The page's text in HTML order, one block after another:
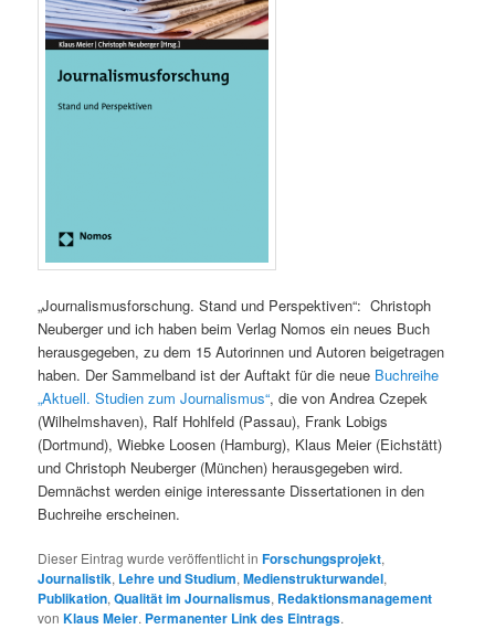
„Journalismusforschung. Stand und Perspektiven“: Christoph
Neuberger und ich haben beim Verlag Nomos ein neues Buch
herausgegeben, zu dem 15 Autorinnen und Autoren beigetragen
haben. Der Sammelband ist der Auftakt für die neue Buchreihe
„Aktuell. Studien zum Journalismus“, die von Andrea Czepek
(Wilhelmshaven), Ralf Hohlfeld (Passau), Frank Lobigs
(Dortmund), Wiebke Loosen (Hamburg), Klaus Meier (Eichstätt)
und Christoph Neuberger (München) herausgegeben wird.
Demnächst werden einige interessante Dissertationen in den
Buchreihe erscheinen.
Dieser Eintrag wurde veröffentlicht inForschungsprojekt,
Journalistik, Lehre und Studium,Medienstrukturwandel,
Publikation,Qualität im Journalismus, Redaktionsmanagement
vonKlaus Meier. Permanenter Link des Eintrags.